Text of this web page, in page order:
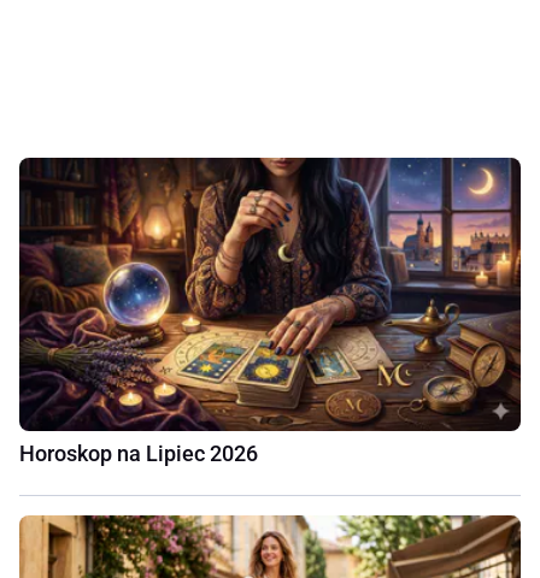
Horoskop na Lipiec 2026